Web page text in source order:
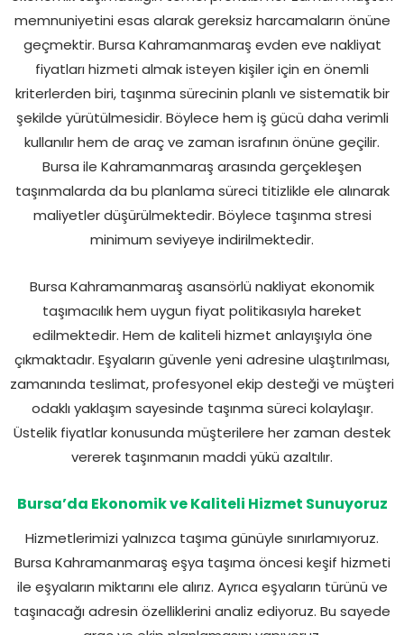
memnuniyetini esas alarak gereksiz harcamaların önüne
geçmektir. Bursa Kahramanmaraş evden eve nakliyat
fiyatları hizmeti almak isteyen kişiler için en önemli
kriterlerden biri, taşınma sürecinin planlı ve sistematik bir
şekilde yürütülmesidir. Böylece hem iş gücü daha verimli
kullanılır hem de araç ve zaman israfının önüne geçilir.
Bursa ile Kahramanmaraş arasında gerçekleşen
taşınmalarda da bu planlama süreci titizlikle ele alınarak
maliyetler düşürülmektedir. Böylece taşınma stresi
minimum seviyeye indirilmektedir.
Bursa Kahramanmaraş asansörlü nakliyat ekonomik
taşımacılık hem uygun fiyat politikasıyla hareket
edilmektedir. Hem de kaliteli hizmet anlayışıyla öne
çıkmaktadır. Eşyaların güvenle yeni adresine ulaştırılması,
zamanında teslimat, profesyonel ekip desteği ve müşteri
odaklı yaklaşım sayesinde taşınma süreci kolaylaşır.
Üstelik fiyatlar konusunda müşterilere her zaman destek
vererek taşınmanın maddi yükü azaltılır.
Bursa’da Ekonomik ve Kaliteli Hizmet Sunuyoruz
Hizmetlerimizi yalnızca taşıma günüyle sınırlamıyoruz.
Bursa Kahramanmaraş eşya taşıma öncesi keşif hizmeti
ile eşyaların miktarını ele alırız. Ayrıca eşyaların türünü ve
taşınacağı adresin özelliklerini analiz ediyoruz. Bu sayede